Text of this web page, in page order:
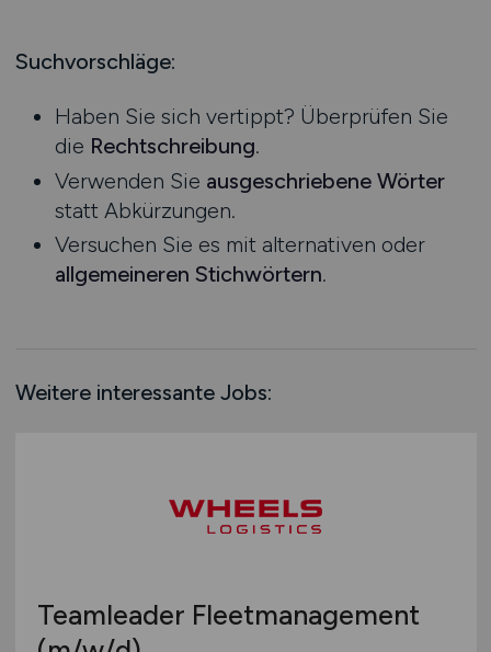
Schienen- / Straßen- / Luft- / Seefracht
Supply Chain Management
Vertrieb / Verkauf / Handel
Zoll / Behörden
Sonstige
Mecklenburg-Vorpommern
Nordrhein-Westfalen
Rheinland-Pfalz
Saarland
Sachsen
Sachsen-Anhalt
Schleswig-Holstein
Schweiz
Suchvorschläge:
Haben Sie sich vertippt? Überprüfen Sie
die Rechtschreibung.
Verwenden Sie ausgeschriebene Wörter
statt Abkürzungen.
Versuchen Sie es mit alternativen oder
allgemeineren Stichwörtern.
Weitere interessante Jobs:
Teamleader Fleetmanagement